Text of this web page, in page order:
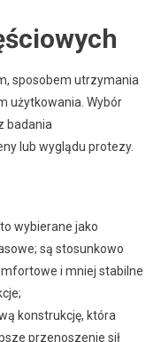
sposobem utrzymania
użytkowania. Wybór
badania
lub wyglądu protezy.
wybierane jako
są stosunkowo
i mniej stabilne
konstrukcję, która
przenoszenie sił